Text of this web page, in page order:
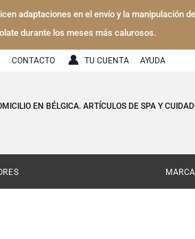
adaptaciones en el envío y la manipulación
durante los meses más calurosos.
CONTACTO TU CUENTA AYUDA
EN BÉLGICA. ARTÍCULOS DE SPA Y